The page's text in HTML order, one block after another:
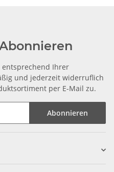
entsprechend Ihrer
und jederzeit widerruflich
per E-Mail zu.
Abonnieren